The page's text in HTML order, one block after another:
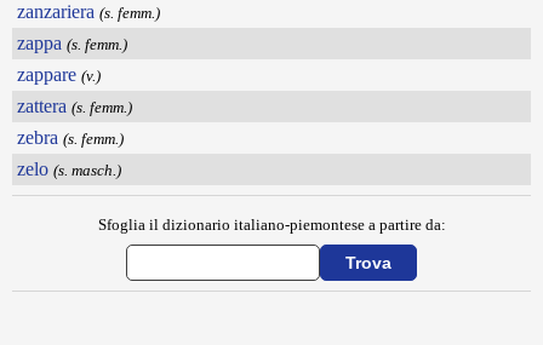
zanzariera (s. femm.)
zappa (s. femm.)
zappare (v.)
zattera (s. femm.)
zebra (s. femm.)
zelo (s. masch.)
Sfoglia il dizionario italiano-piemontese a partire da: